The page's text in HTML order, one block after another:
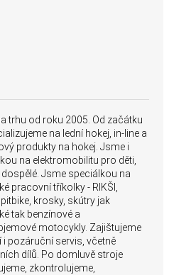
trhu od roku 2005. Od začátku
na lední hokej, in-line a
produkty na hokej. Jsme i
na elektromobilitu pro děti,
Jsme speciálkou na
pracovní tříkolky - RIKŠI,
krosky, skútry jak
tak benzínové a
motocykly. Zajištujeme
i pozáruční servis, včetně
dílů. Po domluvě stroje
zkontrolujeme,